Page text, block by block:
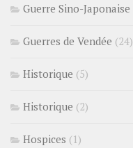
Guerre Sino-Japonaise
Guerres de Vendée (24)
Historique (5)
Historique (2)
Hospices (1)